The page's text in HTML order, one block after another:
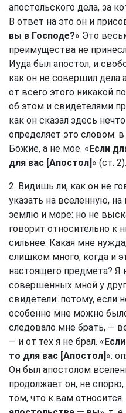
апостольского дела, за
В ответ на это он и
вы в Господе?» Это
преимущества не
Иуда был апостол, и
как он не совершил дела
от всего этого никакой
об этом и свидетелями
как он сказал здесь
определяет это словом:
Божие, а не мое. «Если
для вас [Апостол] » (ст. 2).
2. Видишь ли, как он не
указать на вселенную,
землю и море: но не
говорит относительно к
сильнее. Какая мне
слишком много, когда и
настоящего предмета? Я
совершенных мной у
свидетели: потому, если
особенно мне можно
следовало мне брать, —
— и от тех я не брал. «
то для вас [Апостол] »:
Он был апостолом
продолжает он, не
том, что к вам относится.